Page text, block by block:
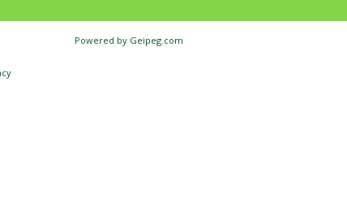
Powered by Geipeg.com